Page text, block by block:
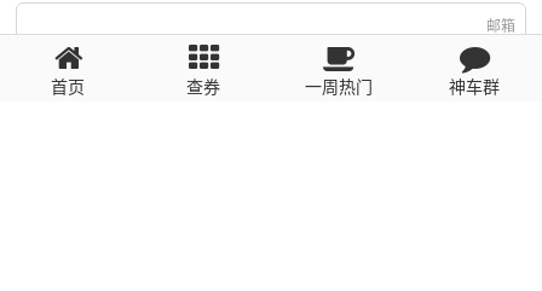
邮箱
回复需填写必要信息
首页 查券 一周热门 神车群